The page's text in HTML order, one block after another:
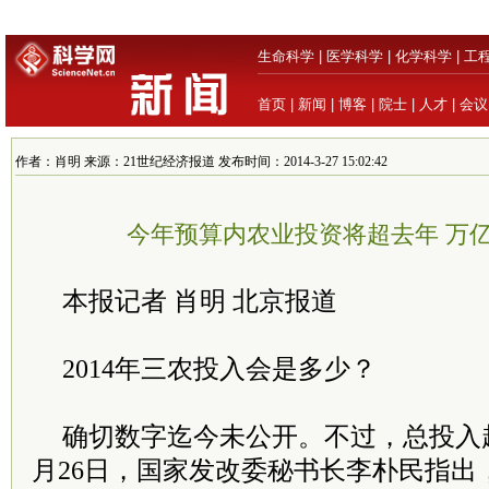
生命科学 医学科学 化学科学 工
首页 新闻 博客 院士 人才 会议
作者：肖明 来源：21世纪经济报道 发布时间：2014-3-27 15:02:42
今年预算内农业投资将超去年 万
本报记者 肖明 北京报道
2014年三农投入会是多少？
确切数字迄今未公开。不过，总投
月26日，国家发改委秘书长李朴民指